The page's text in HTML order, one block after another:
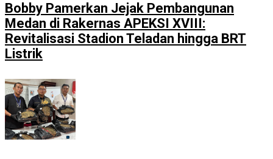
Bobby Pamerkan Jejak Pembangunan
Medan di Rakernas APEKSI XVIII:
Revitalisasi Stadion Teladan hingga BRT
Listrik